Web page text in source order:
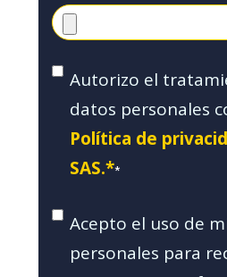
Autorizo el
datos personales
Política de
SAS.**
Acepto el uso de
personales para